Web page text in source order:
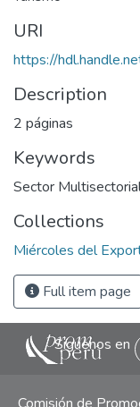
URI
https://
Description
2 páginas
Keywords
Sector
Collections
Miércoles del
Full item page
Siguenos en